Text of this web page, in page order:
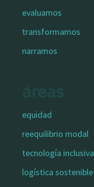
evaluamos
transformamos
narramos
equidad
reequilibrio modal
tecnología inclusiva
logística sostenible